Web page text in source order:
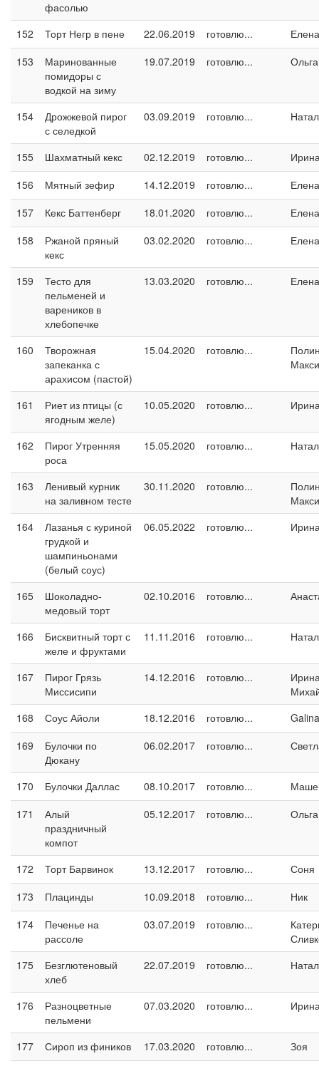
фасолью
152
Торт Негр в пене 22.06.2019 готовлю...
153
Маринованные
помидоры с
водкой на зиму
19.07.2019 готовлю... Ольга
154
Дрожжевой пирог
с селедкой
03.09.2019 готовлю...
155 Шахматный кекс 02.12.2019 готовлю...
156
Мятный зефир 14.12.2019 готовлю...
157
Кекс Баттенберг 18.01.2020 готовлю...
158
Ржаной пряный
кекс
03.02.2020 готовлю...
159
Тесто для
пельменей и
вареников в
хлебопечке
13.03.2020 готовлю...
160
Творожная
запеканка с
арахисом (пастой)
15.04.2020 готовлю...
161
Риет из птицы (с
ягодным желе)
10.05.2020 готовлю...
162
Пирог Утренняя
роса
15.05.2020 готовлю...
163
Ленивый курник
на заливном тесте
30.11.2020 готовлю...
164
Лазанья с куриной
грудкой и
шампиньонами
(белый соус)
06.05.2022 готовлю...
165
Шоколадно-
медовый торт
02.10.2016 готовлю...
166
Бисквитный торт с
желе и фруктами
11.11.2016 готовлю...
167
Пирог Грязь
Миссисипи
14.12.2016 готовлю...
168
Соус Айоли 18.12.2016 готовлю...
169
Булочки по
Дюкану
06.02.2017 готовлю...
170 Булочки Даллас 08.10.2017 готовлю...
171
Алый
праздничный
компот
05.12.2017 готовлю...
172 Торт Барвинок 13.12.2017 готовлю...
Соня
173
Плацинды 10.09.2018 готовлю...
Ник
174
Печенье на
рассоле
03.07.2019 готовлю...
175
Безглютеновый
хлеб
22.07.2019 готовлю...
176
Разноцветные
пельмени
07.03.2020 готовлю...
177 Сироп из фиников 17.03.2020 готовлю...
Зоя